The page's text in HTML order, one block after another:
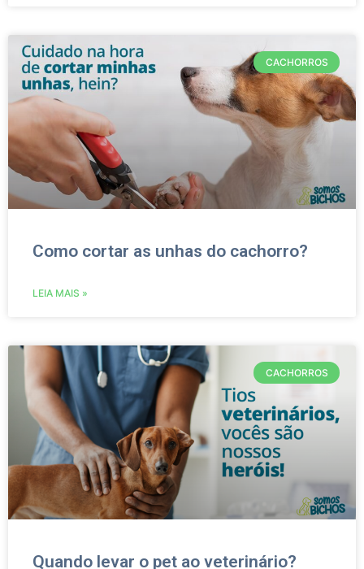
CACHORROS
Como cortar as unhas do cachorro?
LEIA MAIS »
CACHORROS
Quando levar o pet ao veterinário?